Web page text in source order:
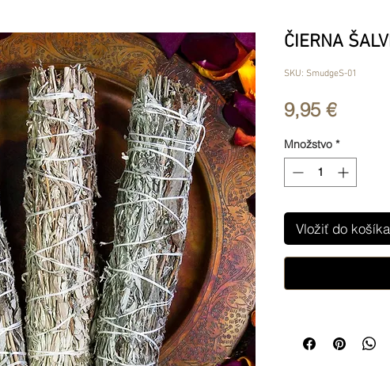
ČIERNA
SKU: SmudgeS-01
9,95 €Price
Množstvo *
Vložiť do košíka